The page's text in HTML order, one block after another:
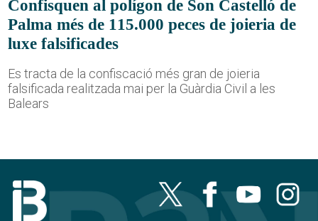
Confisquen al polígon de Son Castelló de
Palma més de 115.000 peces de joieria de
luxe falsificades
Es tracta de la confiscació més gran de joieria
falsificada realitzada mai per la Guàrdia Civil a les
Balears